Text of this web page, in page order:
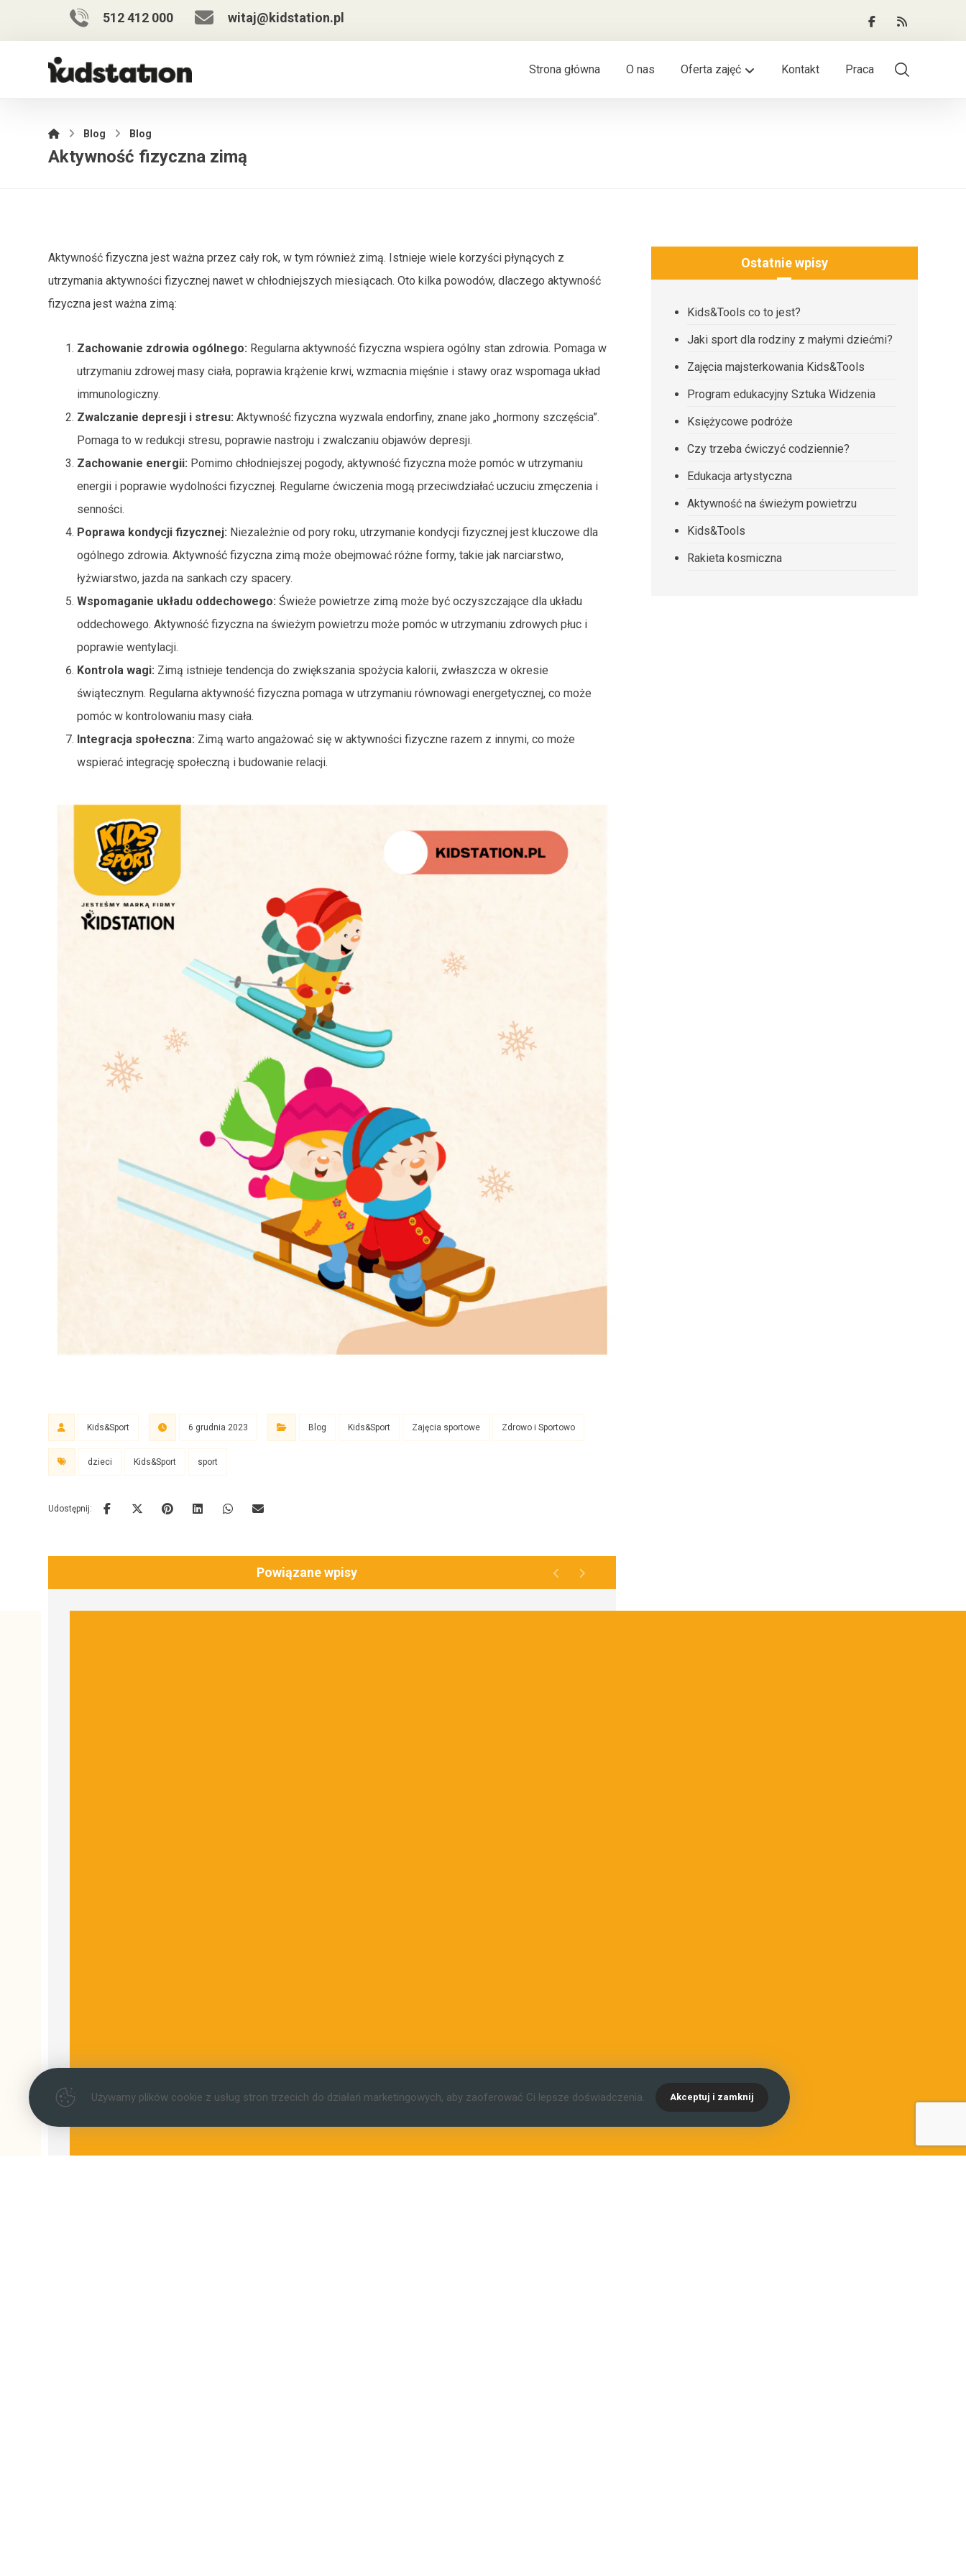
512 412 000 witaj@kidstation.pl
Strona główna O nas Oferta zajęć Kontakt Praca
Blog Blog
Aktywność fizyczna zimą
Aktywność fizyczna jest ważna przez cały rok, w tym również zimą. Istnieje wiele korzyści płynących z
utrzymania aktywności fizycznej nawet w chłodniejszych miesiącach. Oto kilka powodów, dlaczego aktywność
fizyczna jest ważna zimą:
Zachowanie zdrowia ogólnego: Regularna aktywność fizyczna wspiera ogólny stan zdrowia. Pomaga w
utrzymaniu zdrowej masy ciała, poprawia krążenie krwi, wzmacnia mięśnie i stawy oraz wspomaga układ
immunologiczny.
Zwalczanie depresji i stresu: Aktywność fizyczna wyzwala endorfiny, znane jako „hormony szczęścia”.
Pomaga to w redukcji stresu, poprawie nastroju i zwalczaniu objawów depresji.
Zachowanie energii: Pomimo chłodniejszej pogody, aktywność fizyczna może pomóc w utrzymaniu
energii i poprawie wydolności fizycznej. Regularne ćwiczenia mogą przeciwdziałać uczuciu zmęczenia i
senności.
Poprawa kondycji fizycznej: Niezależnie od pory roku, utrzymanie kondycji fizycznej jest kluczowe dla
ogólnego zdrowia. Aktywność fizyczna zimą może obejmować różne formy, takie jak narciarstwo,
łyżwiarstwo, jazda na sankach czy spacery.
Wspomaganie układu oddechowego: Świeże powietrze zimą może być oczyszczające dla układu
oddechowego. Aktywność fizyczna na świeżym powietrzu może pomóc w utrzymaniu zdrowych płuc i
poprawie wentylacji.
Kontrola wagi: Zimą istnieje tendencja do zwiększania spożycia kalorii, zwłaszcza w okresie
świątecznym. Regularna aktywność fizyczna pomaga w utrzymaniu równowagi energetycznej, co może
pomóc w kontrolowaniu masy ciała.
Integracja społeczna: Zimą warto angażować się w aktywności fizyczne razem z innymi, co może
wspierać integrację społeczną i budowanie relacji.
Kids&Sport 6 grudnia 2023 Blog Kids&Sport Zajęcia sportowe Zdrowo i Sportowo
dzieci Kids&Sport sport
Powiązane wpisy
Ostatnie wpisy
Kids&Tools co to jest?
Jaki sport dla rodziny z małymi dziećmi?
Zajęcia majsterkowania Kids&Tools
Program edukacyjny Sztuka Widzenia
Księżycowe podróże
Czy trzeba ćwiczyć codziennie?
Edukacja artystyczna
Aktywność na świeżym powietrzu
Kids&Tools
Rakieta kosmiczna
Używamy plików cookie z usług stron trzecich do działań marketingowych, aby zaoferować Ci lepsze doświadczenia. Akceptuj i zamknij